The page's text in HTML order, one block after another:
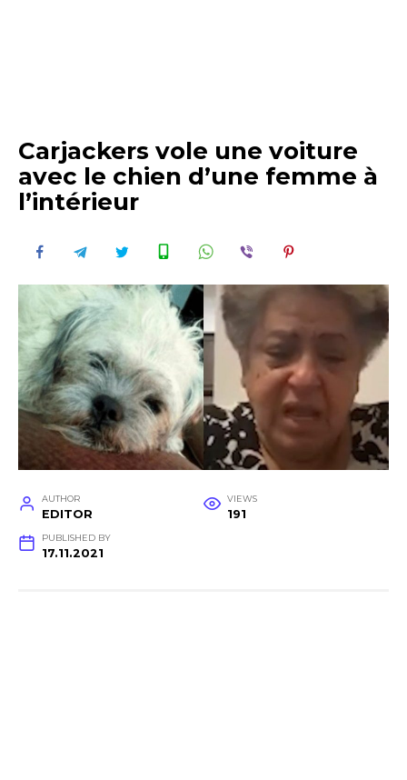
Carjackers vole une voiture
avec le chien d’une femme à
l’intérieur
AUTHOR
EDITOR
VIEWS
191
PUBLISHED BY
17.11.2021